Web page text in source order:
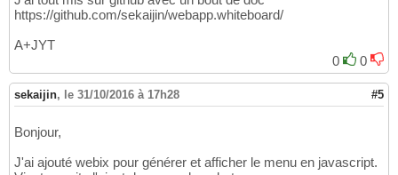
32
33
35
37
38
40
42
<service interface=
"alias"
</service-properties>
<bean class=
</service
class=
https://github.com/sekaijin/webapp.whiteboard/
A+JYT
0
0
sekaijin, le 31/10/2016 à 17h28 #5
Bonjour,
J'ai ajouté webix pour générer et afficher le menu en javascript.